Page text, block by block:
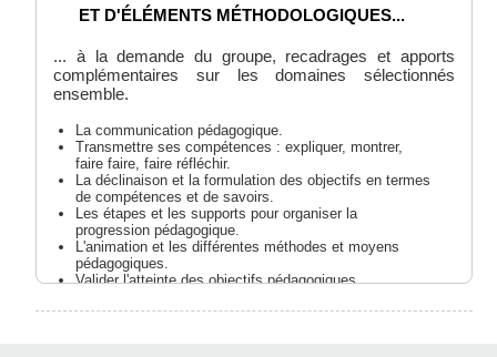
ET D'ÉLÉMENTS MÉTHODOLOGIQUES...
... à la demande du groupe, recadrages et apports
complémentaires sur les domaines sélectionnés
ensemble.
La communication pédagogique.
Transmettre ses compétences : expliquer, montrer,
faire faire, faire réfléchir.
La déclinaison et la formulation des objectifs en termes
de compétences et de savoirs.
Les étapes et les supports pour organiser la
progression pédagogique.
L'animation et les différentes méthodes et moyens
pédagogiques.
Valider l'atteinte des objectifs pédagogiques.
techniques...,